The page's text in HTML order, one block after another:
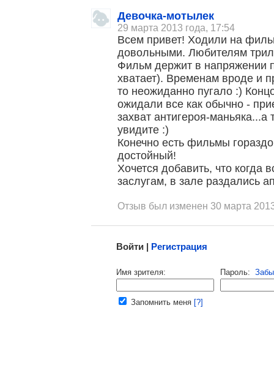
Девочка-мотылек
29 марта 2013 года, 17:54
Всем привет! Ходили на
довольными. Любителям
Фильм держит в напряжении
хватает). Временам вроде и
то неожиданно пугало :)
ожидали все как обычно -
захват антигероя-
увидите :)
Конечно есть фильмы
достойный!
Хочется добавить, что когда
заслугам, в зале раздались
Отзыв был изменен 30 марта
, поделитесь своим мнением
Малосодержательные и грубые отзывы нещадно
Войти | Регистрация
Имя зрителя: Пароль:
Запомнить меня [?]